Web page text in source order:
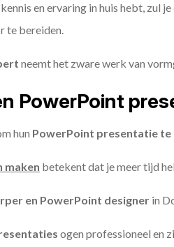
en ervaring in huis hebt, zul
te bereiden.
neemt het zware werk van
PowerPoint
hun PowerPoint presentatie te
maken betekent dat je meer tijd
en PowerPoint designer in
ogen professioneel en